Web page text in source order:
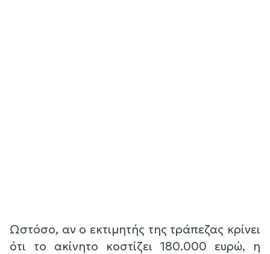
Ωστόσο, αν ο εκτιμητής της τράπεζας κρίνει
ότι το ακίνητο κοστίζει 180.000 ευρώ, η